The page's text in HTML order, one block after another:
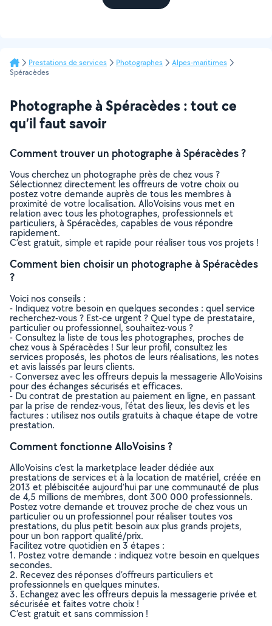
Prestations de services Photographes
Alpes-maritimes
Spéracèdes
Photographe à Spéracèdes : tout ce
qu’il faut savoir
Comment trouver un photographe à Spéracèdes ?
Vous cherchez un photographe près de chez vous ?
Sélectionnez directement les offreurs de votre choix ou
postez votre demande auprès de tous les membres à
proximité de votre localisation. AlloVoisins vous met en
relation avec tous les photographes, professionnels et
particuliers, à Spéracèdes, capables de vous répondre
rapidement.
C’est gratuit, simple et rapide pour réaliser tous vos projets !
Comment bien choisir un photographe à Spéracèdes
?
Voici nos conseils :
- Indiquez votre besoin en quelques secondes : quel service
recherchez-vous ? Est-ce urgent ? Quel type de prestataire,
particulier ou professionnel, souhaitez-vous ?
- Consultez la liste de tous les photographes, proches de
chez vous à Spéracèdes ! Sur leur profil, consultez les
services proposés, les photos de leurs réalisations, les notes
et avis laissés par leurs clients.
- Conversez avec les offreurs depuis la messagerie AlloVoisins
pour des échanges sécurisés et efficaces.
- Du contrat de prestation au paiement en ligne, en passant
par la prise de rendez-vous, l’état des lieux, les devis et les
factures : utilisez nos outils gratuits à chaque étape de votre
prestation.
Comment fonctionne AlloVoisins ?
AlloVoisins c’est la marketplace leader dédiée aux
prestations de services et à la location de matériel, créée en
2013 et plébiscitée aujourd’hui par une communauté de plus
de 4,5 millions de membres, dont 300 000 professionnels.
Postez votre demande et trouvez proche de chez vous un
particulier ou un professionnel pour réaliser toutes vos
prestations, du plus petit besoin aux plus grands projets,
pour un bon rapport qualité/prix.
Facilitez votre quotidien en 3 étapes :
1. Postez votre demande : indiquez votre besoin en quelques
secondes.
2. Recevez des réponses d’offreurs particuliers et
professionnels en quelques minutes.
3. Echangez avec les offreurs depuis la messagerie privée et
sécurisée et faites votre choix !
C’est gratuit et sans commission !